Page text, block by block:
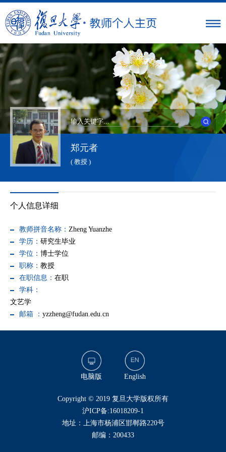
郑元者
( 教授 )
个人信息详细
教师拼音名称： Zheng Yuanzhe
学历： 研究生毕业
学位： 博士学位
职称： 教授
在职信息： 在职
学科：
文艺学
邮箱 ： yzzheng@fudan.edu.cn
电脑版 English
​Copyright © 2019 复旦大学版权所有
沪ICP备:16018209-1
地址：上海市杨浦区邯郸路220号
邮编：200433